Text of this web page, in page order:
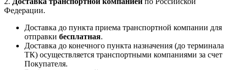
Федерации.
Доставка до пункта приема транспортной компании для
отправки бесплатная.
Доставка до конечного пункта назначения (до терминала
ТК) осуществляется транспортными компаниями за счет
Покупателя.